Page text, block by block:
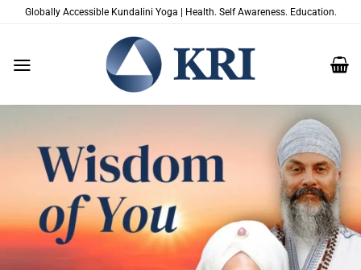
SaltarGlobally Accessible Kundalini Yoga | Health. Self Awareness. Education.